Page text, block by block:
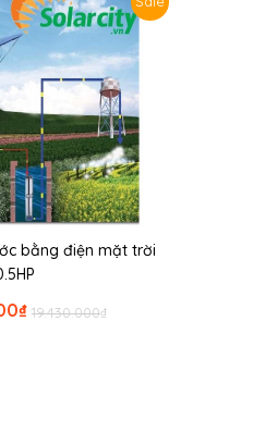
bằng điện mặt trời
₫
19.430.000
₫